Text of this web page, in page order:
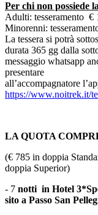
Per chi non possiede
Adulti: tesseramento €
Minorenni:
La tessera si potrà
durata 365 gg dalla
messaggio whatsapp
presentare
all’accompagnatore
https://www.noitrek.it/
LA QUOTA
(€ 785 in doppia
doppia Superior)
- 7 notti in Hotel
sito a Passo San